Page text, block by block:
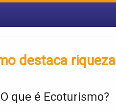
destaca
O que é Ecoturismo?